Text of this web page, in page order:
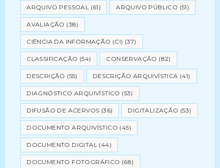
ARQUIVO PESSOAL (61) ARQUIVO PÚBLICO (51)
AVALIAÇÃO (38)
CIÊNCIA DA INFORMAÇÃO (CI) (37)
CLASSIFICAÇÃO (54) CONSERVAÇÃO (82)
DESCRIÇÃO (55) DESCRIÇÃO ARQUIVÍSTICA (41)
DIAGNÓSTICO ARQUIVÍSTICO (53)
DIFUSÃO DE ACERVOS (36) DIGITALIZAÇÃO (53)
DOCUMENTO ARQUIVÍSTICO (45)
DOCUMENTO DIGITAL (44)
DOCUMENTO FOTOGRÁFICO (68)